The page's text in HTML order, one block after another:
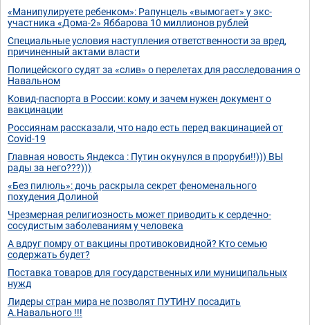
«Манипулируете ребенком»: Рапунцель «вымогает» у экс-
участника «Дома-2» Яббарова 10 миллионов рублей
Специальные условия наступления ответственности за вред,
причиненный актами власти
Полицейского судят за «слив» о перелетах для расследования о
Навальном
Ковид-паспорта в России: кому и зачем нужен документ о
вакцинации
Россиянам рассказали, что надо есть перед вакцинацией от
Covid-19
Главная новость Яндекса : Путин окунулся в проруби!!))) ВЫ
рады за него???)))
«Без пилюль»: дочь раскрыла секрет феноменального
похудения Долиной
Чрезмерная религиозность может приводить к сердечно-
сосудистым заболеваниям у человека
А вдруг помру от вакцины противоковидной? Кто семью
содержать будет?
Поставка товаров для государственных или муниципальных
нужд
Лидеры стран мира не позволят ПУТИНУ посадить
А.Навального !!!